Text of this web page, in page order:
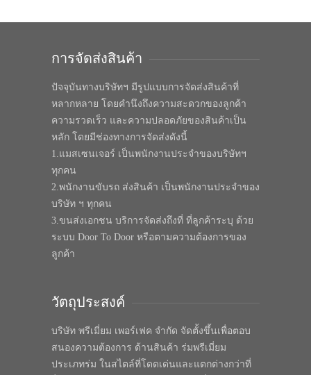
การจัดส่งสินค้า
ปัจจุบันทางบริษัทฯ มีรูปแบบการจัดส่งสินค้าที่
หลากหลาย โดยคำนึงถึงความสะดวกของลูกค้า
ความรวดเร็ว และความปลอดภัยของสินค้าเป็น
หลัก โดยมีช่องทางการจัดส่งดังนี้
1.แมสเซนเจอร์ เป็นพนักงานประจำของบริษัทฯ
ทุกคน
2.พนักงานขับรถ ส่งสินค้า เป็นพนักงานประจำของ
บริษัท ฯ ทุกคน
3.ขนส่งเอกชน บริการจัดส่งถึงที่ ที่ลูกค้าระบุ ด้วย
ระบบ Door To Door หรือตามความต้องการของ
ลูกค้า
วัตถุประสงค์
บริษัท พรีเมี่ยม เพอร์เฟค จำกัด จัดตั้งขึ้นเพื่อตอบ
สนองความต้องการ ด้านสินค้า ร่มพรีเมี่ยม
ประเภทร่ม ในสไตล์ที่โดดเด่นและแตกต่างกว่าที่